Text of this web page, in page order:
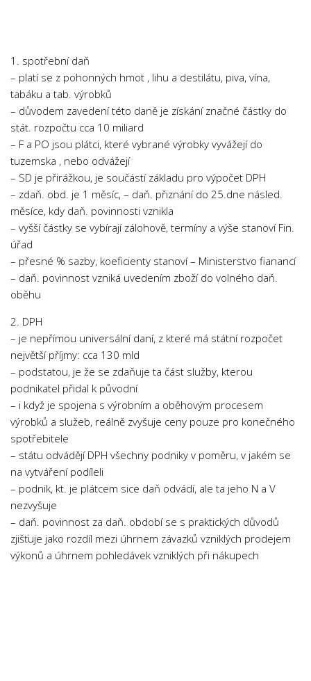
Ekonomie
Fyzika
Informatika
Jazyky
Management
Marketing
Němčina
Pedagogika
Právo
Psychologie a Sociologie
Společenské vědy
Technika
Účetnictví
Zdravotnictví
Zeměpis
Novinky
1. spotřební daň
– platí se z pohonných hmot , lihu a destilátu, piva, vína,
tabáku a tab. výrobků
– důvodem zavedení této daně je získání značné částky do
stát. rozpočtu cca 10 miliard
– F a PO jsou plátci, které vybrané výrobky vyvážejí do
tuzemska , nebo odvážejí
– SD je přirážkou, je součástí základu pro výpočet DPH
– zdaň. obd. je 1 měsíc, – daň. přiznání do 25.dne násled.
měsíce, kdy daň. povinnosti vznikla
– vyšší částky se vybírají zálohově, termíny a výše stanoví Fin.
úřad
– přesné % sazby, koeficienty stanoví – Ministerstvo fianancí
– daň. povinnost vzniká uvedením zboží do volného daň.
oběhu
2. DPH
– je nepřímou universální daní, z které má státní rozpočet
největší příjmy: cca 130 mld
– podstatou, je že se zdaňuje ta část služby, kterou
podnikatel přidal k původní
– i když je spojena s výrobním a oběhovým procesem
výrobků a služeb, reálně zvyšuje ceny pouze pro konečného
spotřebitele
– státu odvádějí DPH všechny podniky v poměru, v jakém se
na vytváření podíleli
– podnik, kt. je plátcem sice daň odvádí, ale ta jeho N a V
nezvyšuje
– daň. povinnost za daň. období se s praktických důvodů
zjišťuje jako rozdíl mezi úhrnem závazků vzniklých prodejem
výkonů a úhrnem pohledávek vzniklých při nákupech